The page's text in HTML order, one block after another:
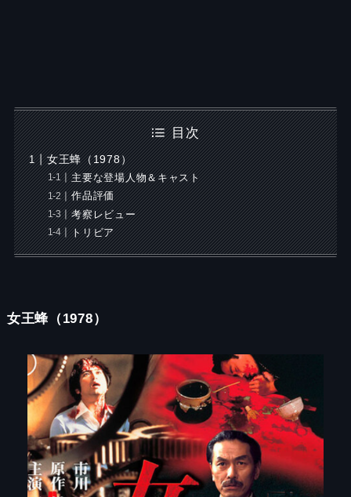
目次
女王蜂（1978）
主要な登場人物＆キャスト
作品評価
考察レビュー
トリビア
女王蜂（1978）